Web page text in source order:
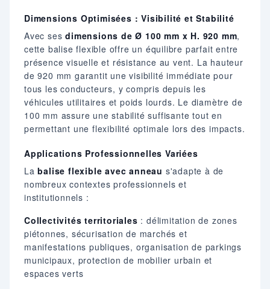
Dimensions Optimisées : Visibilité et Stabilité
Avec sesdimensions de Ø 100 mm x H. 920 mm,
cette balise flexible offre un équilibre parfait entre
présence visuelle et résistance au vent. La hauteur
de 920 mm garantit une visibilité immédiate pour
tous les conducteurs, y compris depuis les
véhicules utilitaires et poids lourds. Le diamètre de
100 mm assure une stabilité suffisante tout en
permettant une flexibilité optimale lors des impacts.
Applications Professionnelles Variées
Labalise flexible avec anneau s'adapte à de
nombreux contextes professionnels et
institutionnels :
Collectivités territoriales : délimitation de zones
piétonnes, sécurisation de marchés et
manifestations publiques, organisation de parkings
municipaux, protection de mobilier urbain et
espaces verts